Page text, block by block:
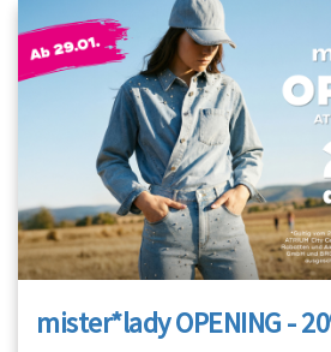
mister*lady OPENING -